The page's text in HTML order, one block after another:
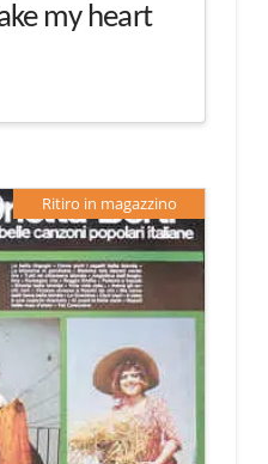
my heart
Ritiro in magazzino